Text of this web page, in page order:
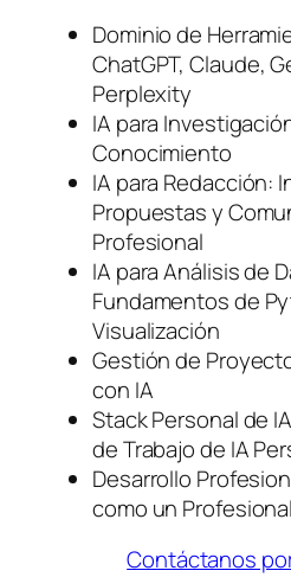
Dominio de
ChatGPT, Claude,
Perplexity
IA para
Conocimiento
IA para Redacción:
Propuestas y
Profesional
IA para Análisis de
Fundamentos de
Visualización
Gestión de
con IA
Stack Personal de
de Trabajo de IA
Desarrollo
como un
Contáctanos